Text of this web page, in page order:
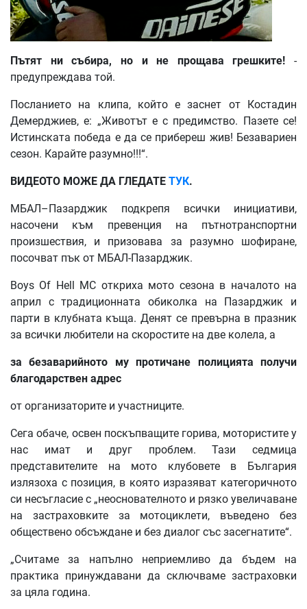
Пътят ни събира, но и не прощава грешките! -
предупреждава той.
Посланието на клипа, който е заснет от Костадин
Демерджиев, е: „Животът е с предимство. Пазете се!
Истинската победа е да се прибереш жив! Безавариен
сезон. Карайте разумно!!!“.
ВИДЕОТО МОЖЕ ДА ГЛЕДАТЕ ТУК.
МБАЛ–Пазарджик подкрепя всички инициативи,
насочени към превенция на пътнотранспортни
произшествия, и призовава за разумно шофиране,
посочват пък от МБАЛ-Пазарджик.
Boys Of Hell MC откриха мото сезона в началото на
април с традиционната обиколка на Пазарджик и
парти в клубната къща. Денят се превърна в празник
за всички любители на скоростите на две колела, а
за безаварийното му протичане полицията получи
благодарствен адрес
от организаторите и участниците.
Сега обаче, освен поскъпващите горива, мотористите у
нас имат и друг проблем. Тази седмица
представителите на мото клубовете в България
излязоха с позиция, в която изразяват категоричното
си несъгласие с „неоснователното и рязко увеличаване
на застраховките за мотоциклети, въведено без
обществено обсъждане и без диалог със засегнатите“.
„Считаме за напълно неприемливо да бъдем на
практика принуждавани да сключваме застраховки
за цяла година.